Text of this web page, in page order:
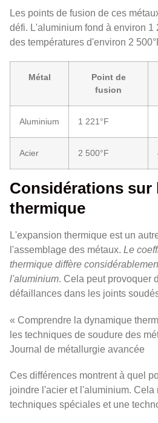
Les points de fusion de ces
défi. L'aluminium fond à environ 1
des températures d'environ 2
Métal
Point de
fusion
Aluminium 1 221°F
Acier 2 500°F
Considérations sur
thermique
L'expansion thermique est un
l'assemblage des métaux. Le
thermique diffère
l'aluminium. Cela peut provoquer
défaillances dans les joints
« Comprendre la dynamique
les techniques de soudure des
Journal de métallurgie avancée
Ces différences montrent à quel
joindre l'acier et l'aluminium. Cela
techniques spéciales et une